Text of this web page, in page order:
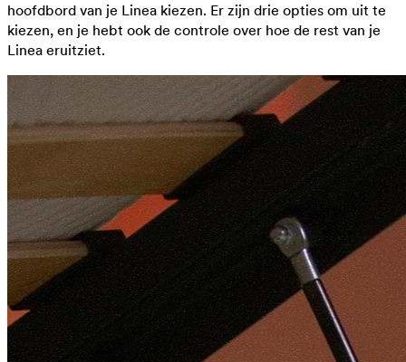
hoofdbord van je Linea kiezen. Er zijn drie opties om uit te
kiezen, en je hebt ook de controle over hoe de rest van je
Linea eruitziet.